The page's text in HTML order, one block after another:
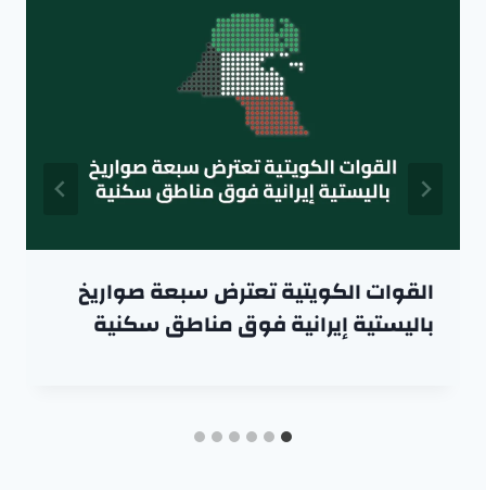
القوات الكويتية تعترض سبعة صواريخ
باليستية إيرانية فوق مناطق سكنية